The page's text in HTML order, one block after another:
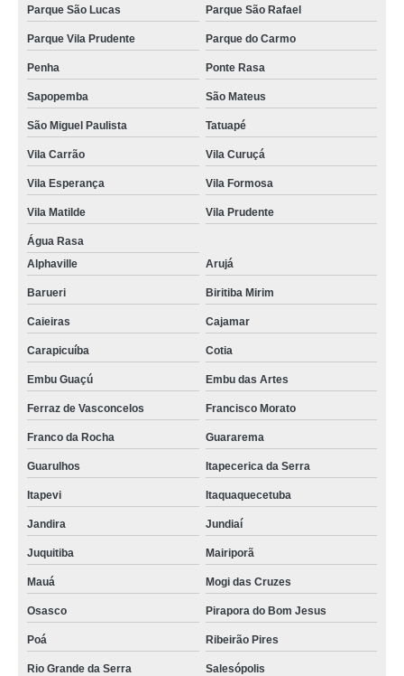
Parque São Lucas Parque São Rafael
Parque Vila Prudente Parque do Carmo
Penha Ponte Rasa
Sapopemba São Mateus
São Miguel Paulista Tatuapé
Vila Carrão Vila Curuçá
Vila Esperança Vila Formosa
Vila Matilde Vila Prudente
Água Rasa
Alphaville
Arujá
Barueri Biritiba Mirim
Caieiras Cajamar
Carapicuíba Cotia
Embu Guaçú Embu das Artes
Ferraz de Vasconcelos Francisco Morato
Franco da Rocha Guararema
Guarulhos Itapecerica da Serra
Itapevi Itaquaquecetuba
Jandira Jundiaí
Juquitiba Mairiporã
Mauá Mogi das Cruzes
Osasco Pirapora do Bom Jesus
Poá Ribeirão Pires
Rio Grande da Serra Salesópolis